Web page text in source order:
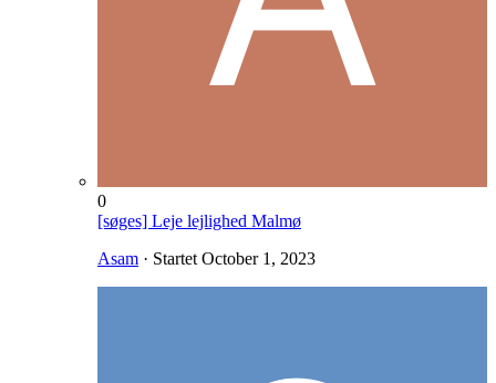
0
[søges] Leje lejlighed Malmø
Asam · Startet October 1, 2023